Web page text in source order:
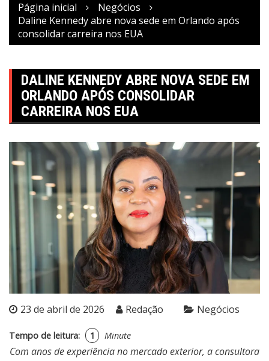
Página inicial
Negócios
Daline Kennedy abre nova sede em Orlando após
consolidar carreira nos EUA
DALINE KENNEDY ABRE NOVA SEDE EM
ORLANDO APÓS CONSOLIDAR
CARREIRA NOS EUA
23 de abril de 2026 Redação Negócios
Tempo de leitura: 1 Minute
Com anos de experiência no mercado exterior, a consultora